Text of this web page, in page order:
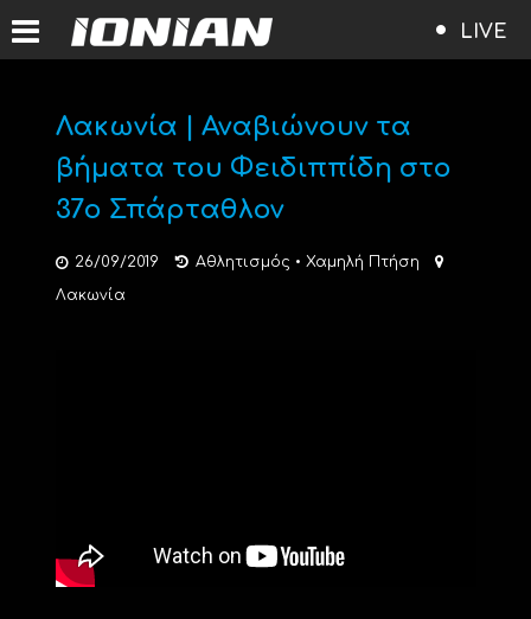
LIVE
Λακωνία | Αναβιώνουν τα
βήματα του Φειδιππίδη στο
37ο Σπάρταθλον
26/09/2019 Αθλητισμός • Χαμηλή Πτήση
Λακωνία